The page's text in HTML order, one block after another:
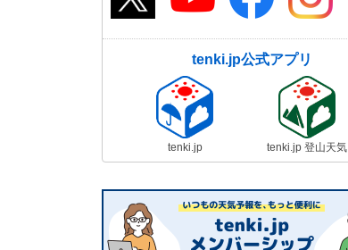
tenki.jp公式アプリ
tenki.jp tenki.jp 登山天気